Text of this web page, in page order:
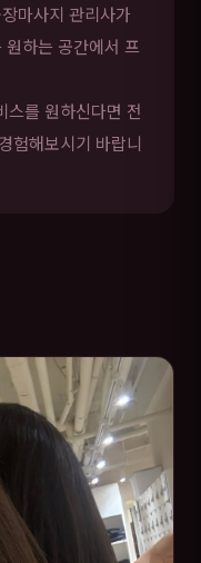
마사지 관리사가
원하는 공간에서 프
스를 원하신다면 전
험해보시기 바랍니